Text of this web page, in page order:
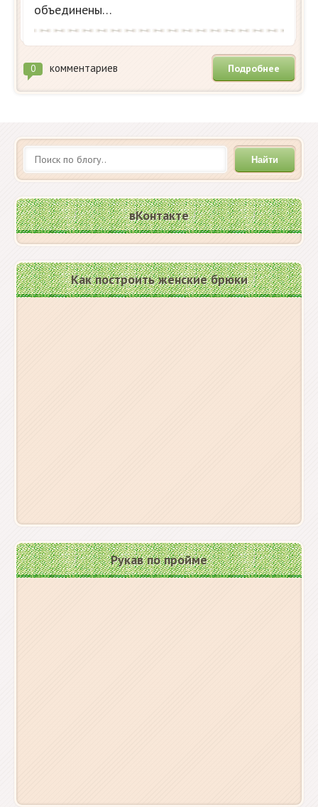
объединены…
0 комментариев Подробнее
Найти
вКонтакте
Как построить женские брюки
Рукав по пройме